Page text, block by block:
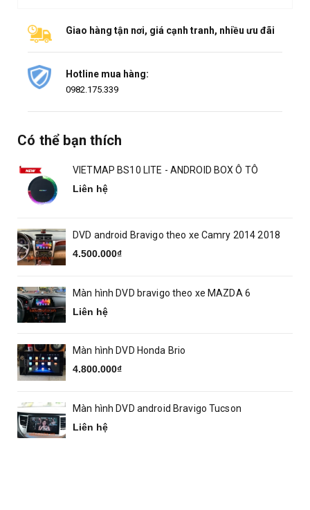
Giao hàng tận nơi, giá cạnh tranh, nhiều ưu đãi
Hotline mua hàng:
0982.175.339
Có thể bạn thích
VIETMAP BS10 LITE - ANDROID BOX Ô TÔ
Liên hệ
DVD android Bravigo theo xe Camry 2014 2018
4.500.000₫
Màn hình DVD bravigo theo xe MAZDA 6
Liên hệ
Màn hình DVD Honda Brio
4.800.000₫
Màn hình DVD android Bravigo Tucson
Liên hệ